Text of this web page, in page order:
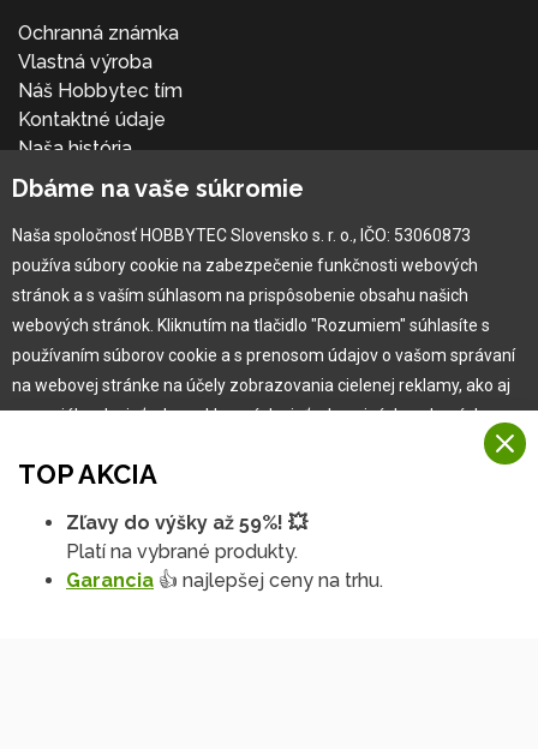
Ochranná známka
Vlastná výroba
Náš Hobbytec tím
Kontaktné údaje
Naša história
Kariéra
Pre zákazníka
Garancia najlepšej ceny
Užívateľský manuál
Obchodné podmienky
Zákazník & partner
Novinky
TOP AKCIA
Zľavy do výšky až 59%! 💥
Platí na vybrané produkty.
Garancia 👍 najlepšej ceny na trhu.
Dbáme na vaše súkromie
Naša spoločnosť HOBBYTEC Slovensko s. r. o., IČO: 53060873
používa súbory cookie na zabezpečenie funkčnosti webových
stránok a s vaším súhlasom na prispôsobenie obsahu našich
webových stránok. Kliknutím na tlačidlo "Rozumiem" súhlasíte s
používaním súborov cookie a s prenosom údajov o vašom správaní
na webovej stránke na účely zobrazovania cielenej reklamy, ako aj
na sociálnych sieťach a reklamných sieťach na iných webových
Viac informácií
Na našich webových stránkach používame niekoľko kategórií
Rozumiem